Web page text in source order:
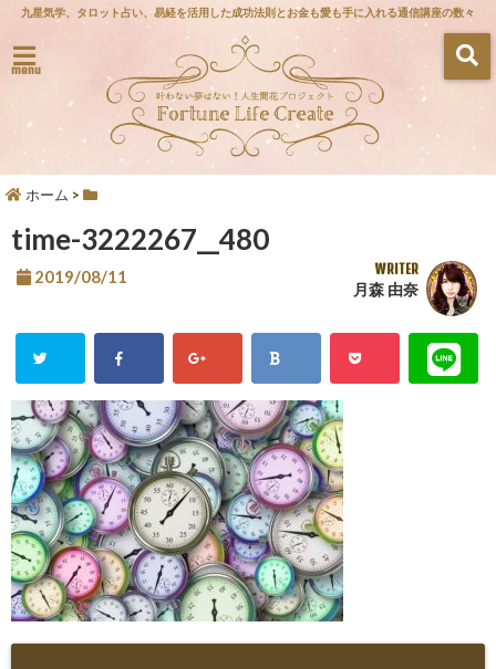
九星気学、タロット占い、易経を活用した成功法則とお金も愛も手に入れる通信講座の数々
menu
ホーム >
time-3222267__480
2019/08/11 WRITER
月森 由奈